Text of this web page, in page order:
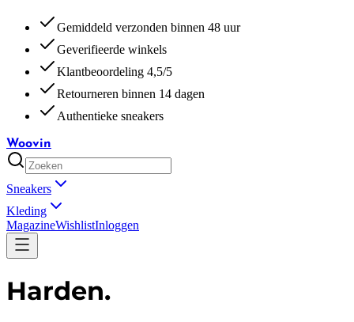
Gemiddeld verzonden binnen 48 uur
Geverifieerde winkels
Klantbeoordeling 4,5/5
Retourneren binnen 14 dagen
Authentieke sneakers
Woovin
Sneakers
Kleding
MagazineWishlistInloggen
Harden.